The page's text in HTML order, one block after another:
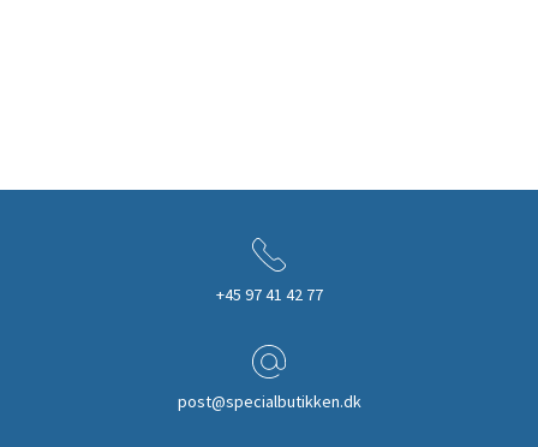
+45 97 41 42 77
post@specialbutikken.dk